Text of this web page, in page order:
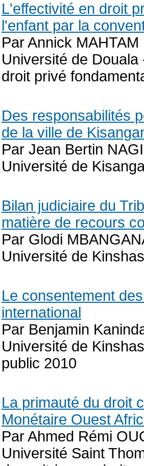
L'effectivité en droit
l'enfant par la
Par Annick
Université de
droit privé
Des responsabilités
de la ville de
Par Jean Bertin
Université de
Bilan judiciaire du
matière de recours
Par Glodi
Université de
Le consentement
international
Par Benjamin
Université de
public 2010
La primauté du droit
Monétaire Ouest
Par Ahmed Rémi
Université Saint